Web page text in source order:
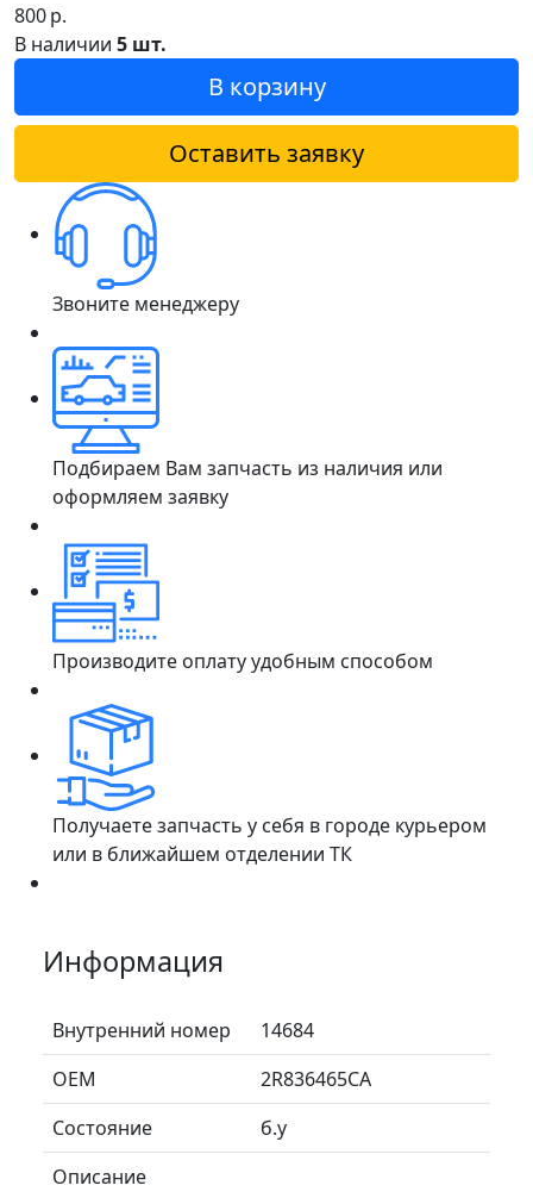
800р.
В наличии 5 шт.
В корзину
Оставить заявку
Звоните менеджеру
Подбираем Вам запчасть из наличия или
оформляем заявку
Производите оплату удобным способом
Получаете запчасть у себя в городе курьером
или в ближайшем отделении ТК
Информация
Внутренний номер
14684
ОЕМ
2R836465CA
Состояние
б.у
Описание